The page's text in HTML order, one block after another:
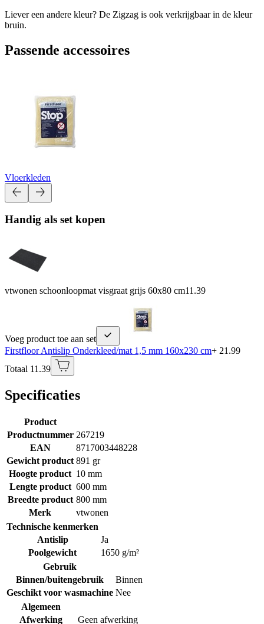
Liever een andere kleur? De Zigzag is ook verkrijgbaar in de kleur
bruin.
Passende accessoires
Vloerkleden
Handig als set kopen
vtwonen schoonloopmat visgraat grijs 60x80 cm11.39
Voeg product toe aan set
Firstfloor Antislip Onderkleed/mat 1,5 mm 160x230 cm+ 21.99
Totaal 11.39
Specificaties
Product
Productnummer 267219
EAN
8717003448228
Gewicht product 891 gr
Hoogte product 10 mm
Lengte product 600 mm
Breedte product 800 mm
Merk
vtwonen
Technische kenmerken
Antislip
Ja
Poolgewicht
1650 g/m²
Gebruik
Binnen/buitengebruik
Binnen
Geschikt voor wasmachine Nee
Algemeen
Afwerking
Geen afwerking